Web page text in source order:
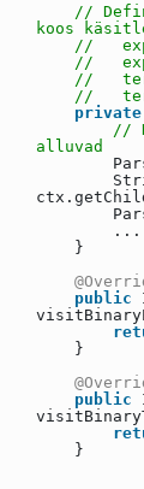
//
koos
//
//
//
//
private
//
alluvad
...
}
public
}
public
}